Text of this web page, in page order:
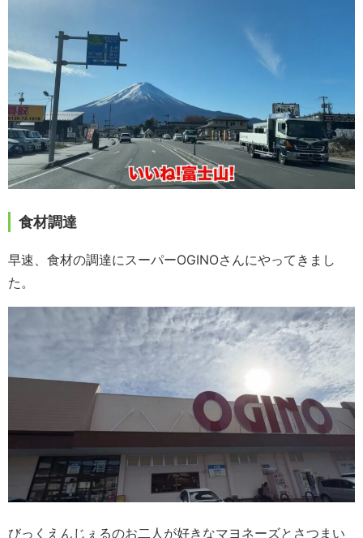
食材調達
早速、食材の調達にスーパーOGINOさんにやってきまし
た。
びっくえんじぇるのお二人が好きなマヨネーズとさつまい